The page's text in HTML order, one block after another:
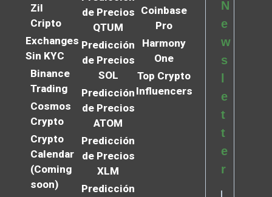
Zil
Cripto
Exchanges
Sin KYC
Binance
Trading
Cosmos
Crypto
Crypto
Calendar
(Coming
soon)
de Precios
QTUM
Predicción
de Precios
SOL
Predicción
de Precios
ATOM
Predicción
de Precios
XLM
Predicción
Coinbase
Pro
Harmony
One
Top Crypto
Influencers
N
e
w
s
e
t
t
e
r